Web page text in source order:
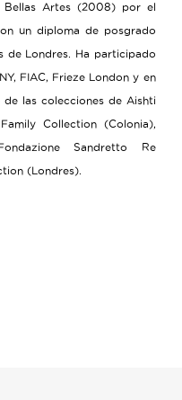
Bellas Artes (2008) por el
un diploma de posgrado
de Londres. Ha participado
FIAC, Frieze London y en
las colecciones de Aishti
Collection (Colonia),
Sandretto Re
(Londres).